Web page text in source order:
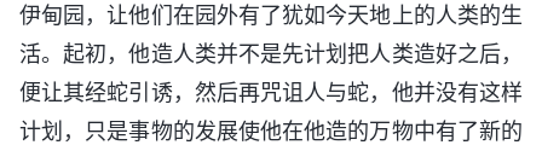
伊甸园，让他们在园外有了犹如今天地上的人类的生
活。起初，他造人类并不是先计划把人类造好之后，
便让其经蛇引诱，然后再咒诅人与蛇，他并没有这样
计划，只是事物的发展使他在他造的万物中有了新的